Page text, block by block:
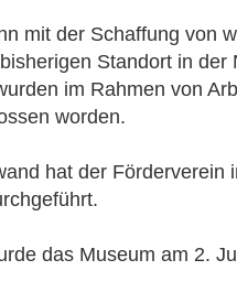
mit der Schaffung von
Standort in
im Rahmen von
worden.
hat der
das Museum am 2.